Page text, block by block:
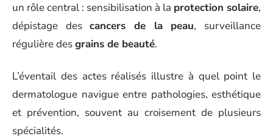
un rôle central : sensibilisation à la protection solaire,
dépistage descancers de la peau, surveillance
régulière desgrains de beauté.
L’éventail des actes réalisés illustre à quel point le
dermatologue navigue entre pathologies, esthétique
et prévention, souvent au croisement de plusieurs
spécialités.